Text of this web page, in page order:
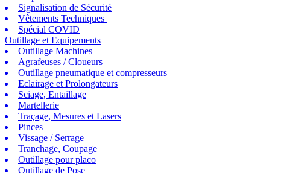
Signalisation de Sécurité
Vêtements Techniques
Spécial COVID
Outillage et Equipements
Outillage Machines
Agrafeuses / Cloueurs
Outillage pneumatique et compresseurs
Eclairage et Prolongateurs
Sciage, Entaillage
Martellerie
Traçage, Mesures et Lasers
Pinces
Vissage / Serrage
Tranchage, Coupage
Outillage pour placo
Outillage de Pose